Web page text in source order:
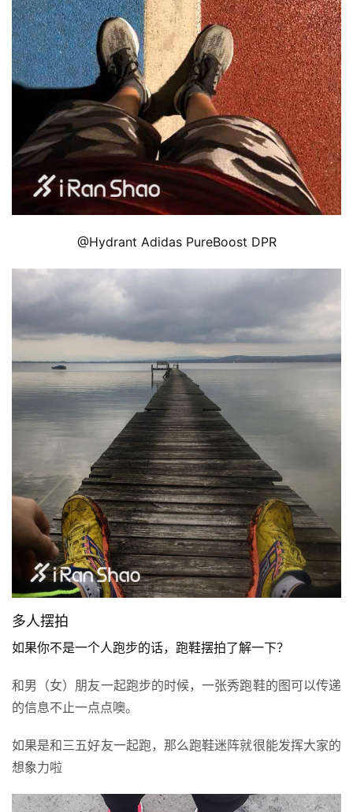
赛
观
察
装
@Hydrant Adidas PureBoost DPR
多人摆拍
如果你不是一个人跑步的话，跑鞋摆拍了解一下？
和男（女）朋友一起跑步的时候，一张秀跑鞋的图可以传递
的信息不止一点点噢。
如果是和三五好友一起跑，那么跑鞋迷阵就很能发挥大家的
想象力啦